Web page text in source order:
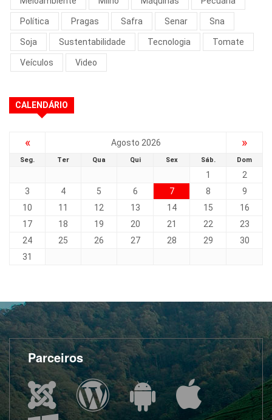
Política Pragas Safra Senar Sna
Soja Sustentabilidade Tecnologia Tomate
Veículos Video
CALENDÁRIO
« Agosto 2026 »
Seg. Ter Qua Qui Sex Sáb. Dom
1
2
3
4 5 6 7 8
9
10
11 12 13 14 15
16
17
18 19 20 21 22
23
24
25 26 27 28 29
30
31
Parceiros